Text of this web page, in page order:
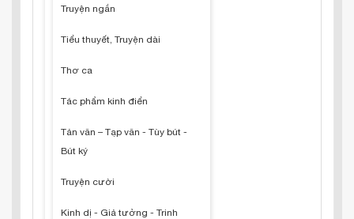
Truyện ngắn
Tiểu thuyết, Truyện dài
Thơ ca
Tác phẩm kinh điển
Tản văn – Tạp văn - Tùy bút -
Bút ký
Truyện cười
Kinh dị - Giả tưởng - Trinh